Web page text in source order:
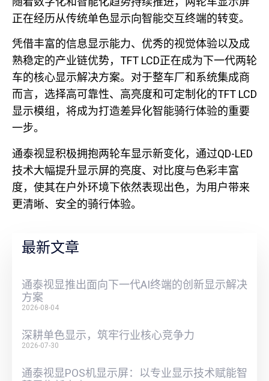
正在经历从传统单色显示向智能交互终端的转变。
凭借丰富的信息显示能力、优秀的视觉体验以及成
熟稳定的产业链优势，TFT LCD正在成为下一代两轮
车的核心显示解决方案。对于整车厂和系统集成商
而言，选择高可靠性、高亮度和可定制化的TFT LCD
显示模组，将成为打造差异化智能骑行体验的重要
一步。
通泰视显积极拥抱两轮车显示新变化，通过QD-LED
技术大幅提升显示屏的亮度、对比度与色彩丰富
度，使其在户外环境下依然表现出色，为用户带来
更清晰、安全的骑行体验。
最新文章
通泰视显推出面向下一代AI终端的创新显示解决
方案
2026-08-04
深耕单色显示，筑牢行业核心竞争力
2026-07-30
通泰视显POS机显示屏：以专业显示技术赋能智